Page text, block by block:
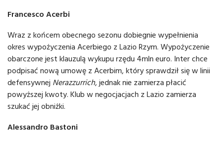
Francesco Acerbi
Wraz z końcem obecnego sezonu dobiegnie wypełnienia
okres wypożyczenia Acerbiego z Lazio Rzym. Wypożyczenie
obarczone jest klauzulą wykupu rzędu 4mln euro. Inter chce
podpisać nową umowę z Acerbim, który sprawdził się w linii
defensywnej Nerazzurrich, jednak nie zamierza płacić
powyższej kwoty. Klub w negocjacjach z Lazio zamierza
szukać jej obniżki.
Alessandro Bastoni